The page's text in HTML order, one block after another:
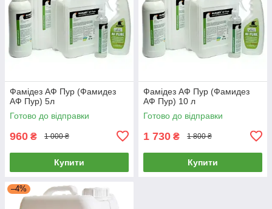
Фамідез АФ Пур (Фамидез
АФ Пур) 5л
Готово до відправки
960 ₴ 1 000 ₴
Купити
Фамідез АФ Пур (Фамидез
АФ Пур) 10 л
Готово до відправки
1 730 ₴ 1 800 ₴
Купити
–4%